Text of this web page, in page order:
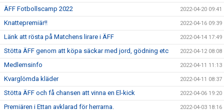
ÄFF Fotbollscamp 2022 2022-04-20 09:41
Knattepremiär!! 2022-04-16 09:39
Länk att rösta på Matchens lirare i ÄFF 2022-04-14 17:49
Stötta ÄFF genom att köpa säckar med jord, gödning etc 2022-04-12 08:08
Medlemsinfo 2022-04-11 11:13
Kvarglömda kläder 2022-04-11 08:37
Stötta ÄFF och få chansen att vinna en El-kick 2022-04-06 19:20
Premiären i Ettan avklarad för herrarna. 2022-04-03 18:16